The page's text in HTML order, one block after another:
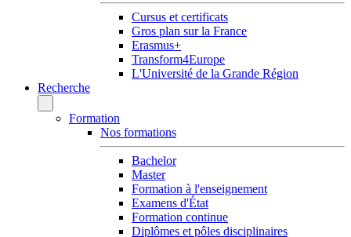
Cursus et certificats
Gros plan sur la France
Erasmus+
Transform4Europe
L'Université de la Grande Région
Recherche
Formation
Nos formations
Bachelor
Master
Formation à l'enseignement
Examens d'État
Formation continue
Diplômes et pôles disciplinaires